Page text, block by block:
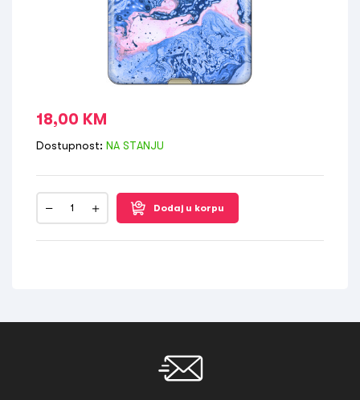
18,00 KM
Dostupnost: NA STANJU
Dodaj u korpu